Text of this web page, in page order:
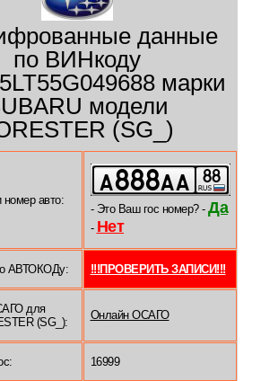
данные
по ВИНкоду
марки
модели
(SG_)
номер авто:
- Это Ваш гос номер? - Да
- Нет
АВТОКОДу: !!!ПРОВЕРИТЬ ЗАПИСИ!!!
для
(SG_):
Онлайн ОСАГО
16999